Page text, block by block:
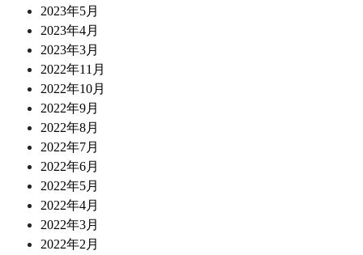
2023年5月
2023年4月
2023年3月
2022年11月
2022年10月
2022年9月
2022年8月
2022年7月
2022年6月
2022年5月
2022年4月
2022年3月
2022年2月